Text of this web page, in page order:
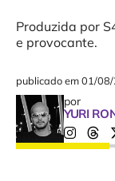
Produzida por
e provocante.
publicado em01/
por
YURI